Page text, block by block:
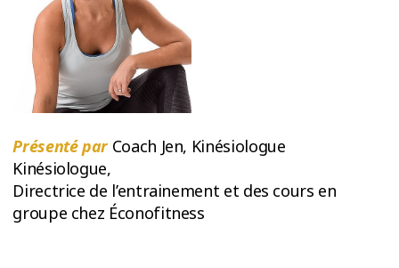
Présenté par Coach Jen, Kinésiologue
Kinésiologue,
Directrice de l’entrainement et des cours en
groupe chez Éconofitness